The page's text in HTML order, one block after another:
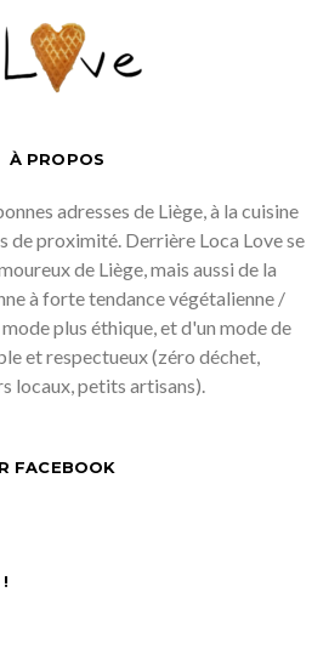
À PROPOS
adresses de Liège, à la cuisine
de proximité. Derrière Loca Love se
de Liège, mais aussi de la
à forte tendance végétalienne /
plus éthique, et d'un mode de
et respectueux (zéro déchet,
locaux, petits artisans).
FACEBOOK